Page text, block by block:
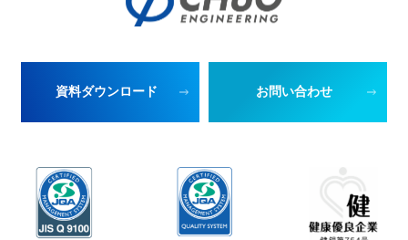
資料ダウンロード お問い合わせ